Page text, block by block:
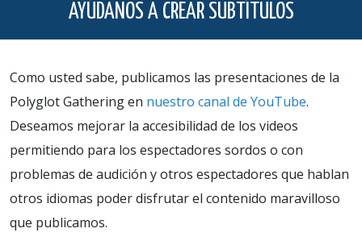
AYÚDANOS A CREAR SUBTÍTULOS
Como usted sabe, publicamos las presentaciones de la
Polyglot Gathering en nuestro canal de YouTube.
Deseamos mejorar la accesibilidad de los videos
permitiendo para los espectadores sordos o con
problemas de audición y otros espectadores que hablan
otros idiomas poder disfrutar el contenido maravilloso
que publicamos.